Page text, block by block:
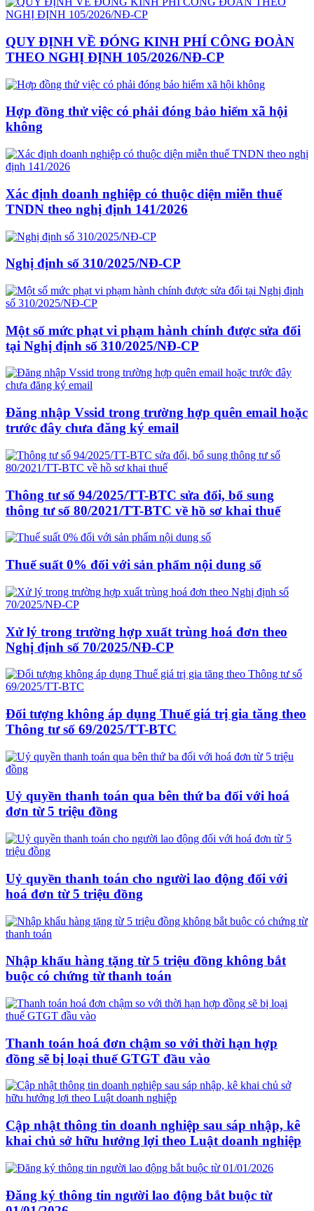
QUY ĐỊNH VỀ ĐÓNG KINH PHÍ CÔNG ĐOÀN
THEO NGHỊ ĐỊNH 105/2026/NĐ-CP
Hợp đồng thử việc có phải đóng bảo hiểm xã hội
không
Xác định doanh nghiệp có thuộc diện miễn thuế
TNDN theo nghị định 141/2026
Nghị định số 310/2025/NĐ-CP
Một số mức phạt vi phạm hành chính được sửa đổi
tại Nghị định số 310/2025/NĐ-CP
Đăng nhập Vssid trong trường hợp quên email hoặc
trước đây chưa đăng ký email
Thông tư số 94/2025/TT-BTC sửa đổi, bổ sung
thông tư số 80/2021/TT-BTC về hồ sơ khai thuế
Thuế suất 0% đối với sản phẩm nội dung số
Xử lý trong trường hợp xuất trùng hoá đơn theo
Nghị định số 70/2025/NĐ-CP
Đối tượng không áp dụng Thuế giá trị gia tăng theo
Thông tư số 69/2025/TT-BTC
Uỷ quyền thanh toán qua bên thứ ba đối với hoá
đơn từ 5 triệu đồng
Uỷ quyền thanh toán cho người lao động đối với
hoá đơn từ 5 triệu đồng
Nhập khẩu hàng tặng từ 5 triệu đồng không bắt
buộc có chứng từ thanh toán
Thanh toán hoá đơn chậm so với thời hạn hợp
đồng sẽ bị loại thuế GTGT đầu vào
Cập nhật thông tin doanh nghiệp sau sáp nhập, kê
khai chủ sở hữu hưởng lợi theo Luật doanh nghiệp
Đăng ký thông tin người lao động bắt buộc từ